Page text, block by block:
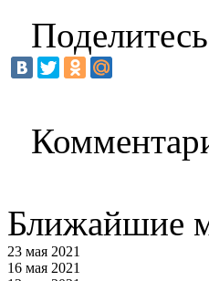
Ближайшие
23 мая 2021
16 мая 2021